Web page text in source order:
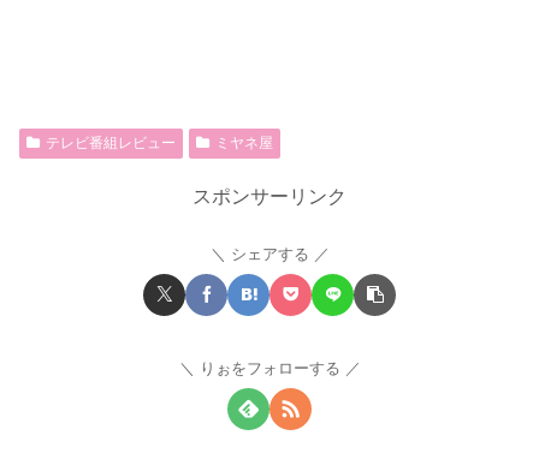
テレビ番組レビュー ミヤネ屋
スポンサーリンク
シェアする
りぉをフォローする